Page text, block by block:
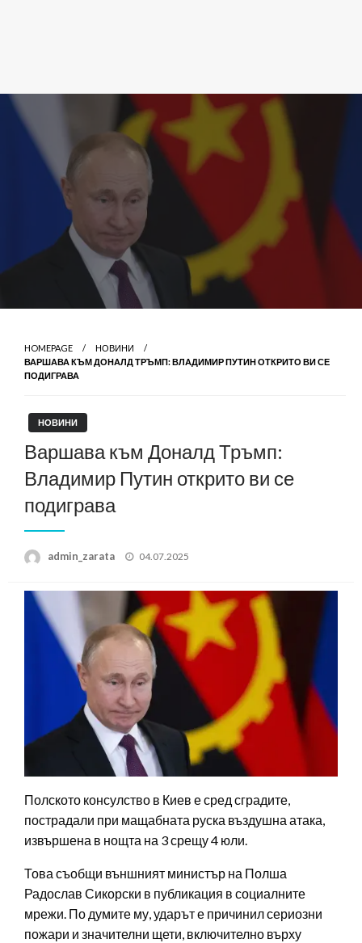
HOMEPAGE
НОВИНИ
ВАРШАВА КЪМ ДОНАЛД ТРЪМП: ВЛАДИМИР ПУТИН ОТКРИТО ВИ СЕ
ПОДИГРАВА
НОВИНИ
Варшава към Доналд Тръмп:
Владимир Путин открито ви се
подиграва
admin_zarata
Posted
04.07.2025
Полското консулство в Киев е сред сградите,
пострадали при мащабната руска въздушна атака,
извършена в нощта на 3 срещу 4 юли.
Това съобщи външният министър на Полша
Радослав Сикорски в публикация в социалните
мрежи. По думите му, ударът е причинил сериозни
пожари и значителни щети, включително върху